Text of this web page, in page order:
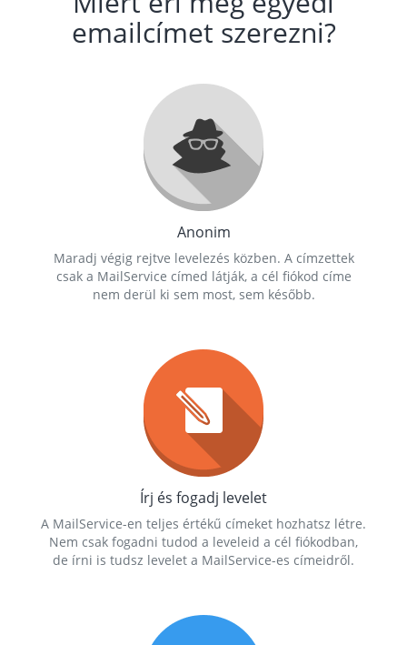
emailcímet szerezni?
Anonim
Maradj végig rejtve levelezés közben. A címzettek
csak a MailService címed látják, a cél fiókod címe
nem derül ki sem most, sem később.
Írj és fogadj levelet
A MailService-en teljes értékű címeket hozhatsz létre.
Nem csak fogadni tudod a leveleid a cél fiókodban,
de írni is tudsz levelet a MailService-es címeidről.